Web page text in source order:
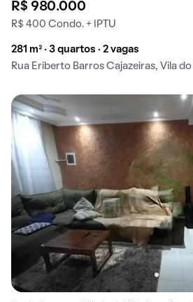
R$ 980.000
R$ 400 Condo. + IPTU
281 m² · 3 quartos · 2 vagas
Rua Eriberto Barros Cajazeiras, Vila do